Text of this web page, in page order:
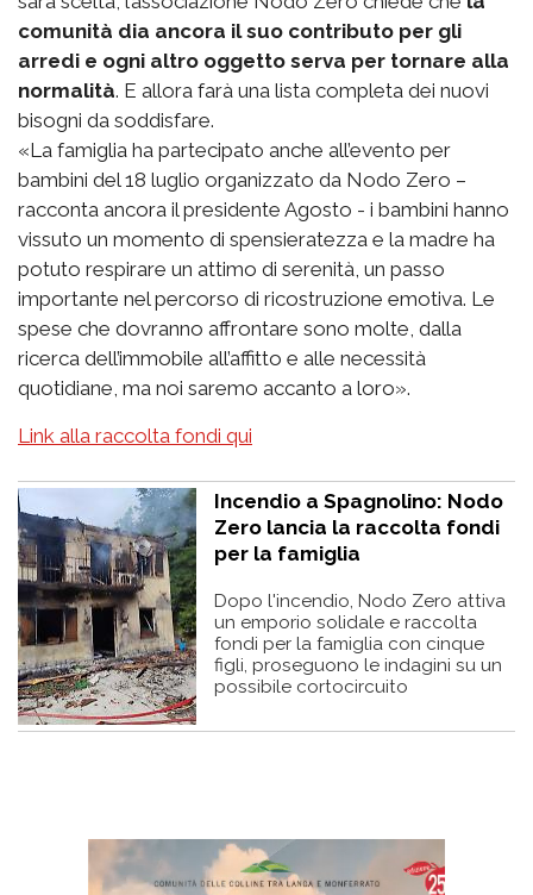
comunità dia ancora il suo contributo per gli
arredi e ogni altro oggetto serva per tornare alla
normalità. E allora farà una lista completa dei nuovi
bisogni da soddisfare.
«La famiglia ha partecipato anche all’evento per
bambini del 18 luglio organizzato da Nodo Zero –
racconta ancora il presidente Agosto - i bambini hanno
vissuto un momento di spensieratezza e la madre ha
potuto respirare un attimo di serenità, un passo
importante nel percorso di ricostruzione emotiva. Le
spese che dovranno affrontare sono molte, dalla
ricerca dell’immobile all’affitto e alle necessità
quotidiane, ma noi saremo accanto a loro».
Link alla raccolta fondi qui
Incendio a Spagnolino: Nodo
Zero lancia la raccolta fondi
per la famiglia
Dopo l'incendio, Nodo Zero attiva
un emporio solidale e raccolta
fondi per la famiglia con cinque
figli, proseguono le indagini su un
possibile cortocircuito